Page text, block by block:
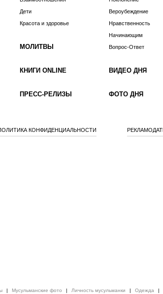
Дети
Красота и здоровье
МОЛИТВЫ
КНИГИ ONLINE
ПРЕСС-РЕЛИЗЫ
Вероубеждение
Нравственность
Начинающим
Вопрос-Ответ
ВИДЕО ДНЯ
ФОТО ДНЯ
КОНФИДЕНЦИАЛЬНОСТИ
| Мусульманские фото | Личность мусульманки | Одежда |